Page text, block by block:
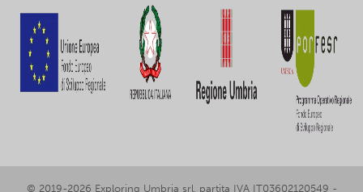
© 2019-2026 Exploring Umbria srl, partita IVA IT03602120549 -